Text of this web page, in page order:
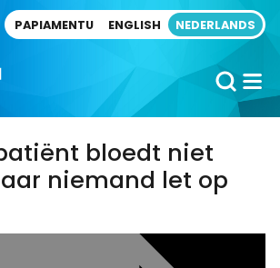
PAPIAMENTU ENGLISH NEDERLANDS
bloedt niet
niemand let op